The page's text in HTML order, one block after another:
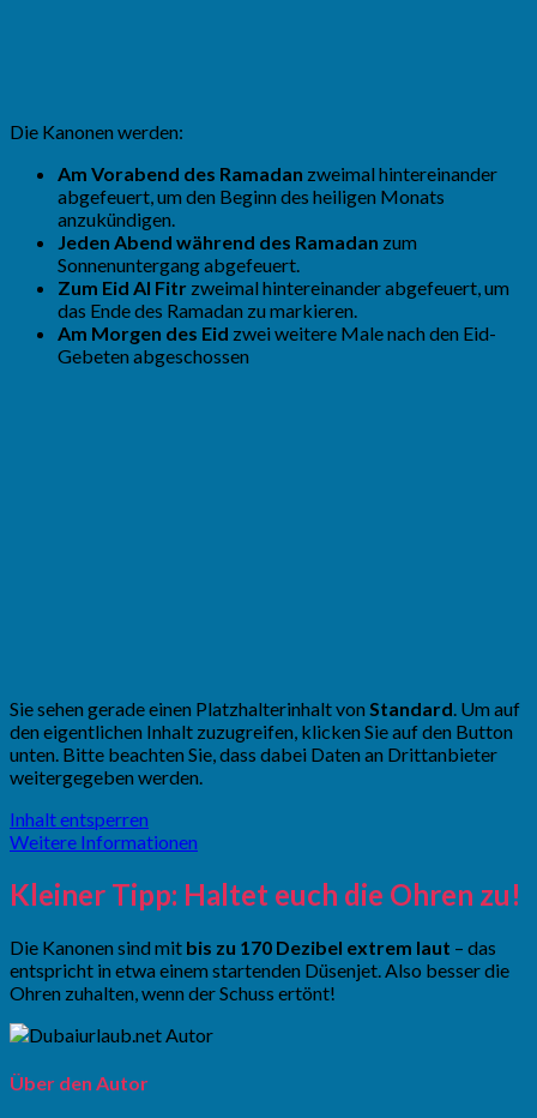
Die Kanonen werden:
Am Vorabend des Ramadan zweimal hintereinander
abgefeuert, um den Beginn des heiligen Monats
anzukündigen.
Jeden Abend während des Ramadan zum
Sonnenuntergang abgefeuert.
Zum Eid Al Fitr zweimal hintereinander abgefeuert, um
das Ende des Ramadan zu markieren.
Am Morgen des Eid zwei weitere Male nach den Eid-
Gebeten abgeschossen
Sie sehen gerade einen Platzhalterinhalt von Standard. Um auf
den eigentlichen Inhalt zuzugreifen, klicken Sie auf den Button
unten. Bitte beachten Sie, dass dabei Daten an Drittanbieter
weitergegeben werden.
Inhalt entsperren
Weitere Informationen
Kleiner Tipp: Haltet euch die Ohren zu!
Die Kanonen sind mit bis zu 170 Dezibel extrem laut – das
entspricht in etwa einem startenden Düsenjet. Also besser die
Ohren zuhalten, wenn der Schuss ertönt!
Über den Autor